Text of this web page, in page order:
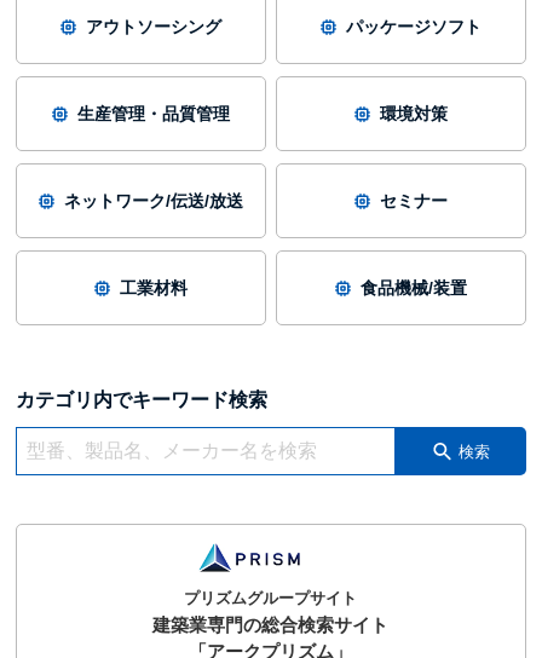
アウトソーシング パッケージソフト
生産管理・品質管理 環境対策
ネットワーク/伝送/放送 セミナー
工業材料 食品機械/装置
カテゴリ内でキーワード検索
検索
プリズムグループサイト
建築業専門の総合検索サイト
「アークプリズム」